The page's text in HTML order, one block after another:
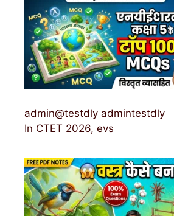
admin@testdly admintestdly
In CTET 2026, evs